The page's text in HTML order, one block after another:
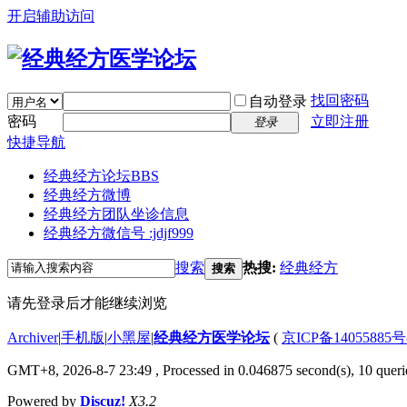
开启辅助访问
自动登录 找回密码
密码
登录
立即注册
快捷导航
经典经方论坛BBS
经典经方微博
经典经方团队坐诊信息
经典经方微信号 :jdjf999
搜索 搜索 热搜: 经典经方
请先登录后才能继续浏览
Archiver|手机版|小黑屋|经典经方医学论坛( 京ICP备14055885号
GMT+8, 2026-8-7 23:49 , Processed in 0.046875 second(s), 10
Powered by Discuz! X3.2